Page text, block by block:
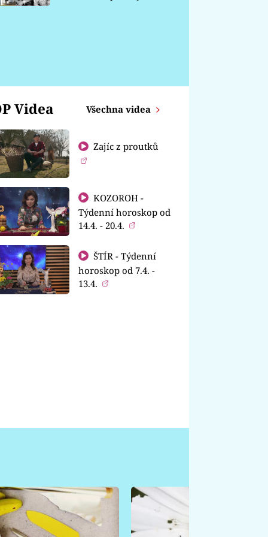
Videa Všechna videa
Zajíc z proutků
KOZOROH -
Týdenní horoskop od
14.4. - 20.4.
ŠTÍR - Týdenní
horoskop od 7.4. -
13.4.